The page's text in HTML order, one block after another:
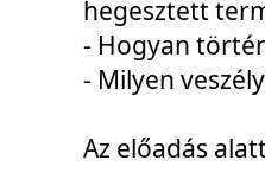
hegesztett
- Hogyan
- Milyen
Az előadás